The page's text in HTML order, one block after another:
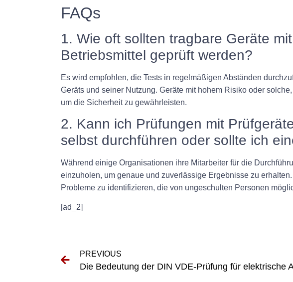
FAQs
1. Wie oft sollten tragbare Geräte
Betriebsmittel geprüft werden?
Es wird empfohlen, die Tests in regelmäßigen Abständen
Geräts und seiner Nutzung. Geräte mit hohem Risiko oder
um die Sicherheit zu gewährleisten.
2. Kann ich Prüfungen mit
selbst durchführen oder sollte ich
Während einige Organisationen ihre Mitarbeiter für die
einzuholen, um genaue und zuverlässige Ergebnisse zu
Probleme zu identifizieren, die von ungeschulten Personen
[ad_2]
PREVIOUS
Die Bedeutung der DIN VDE-Prüfung für elektrische